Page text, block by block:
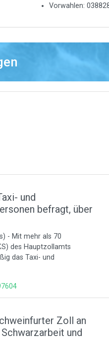
Vorwahlen:
und
befragt, über
- Mit mehr als 70
des Hauptzollamts
das Taxi- und
Zoll an
und